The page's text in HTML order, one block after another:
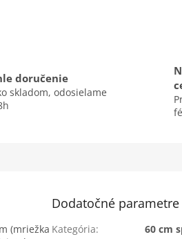
doručenie
skladom, odosielame
(mriežka
Dodatočné parametre
Kategória:
60 cm